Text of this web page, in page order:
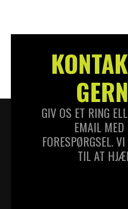
GIV OS ET RING
EMAIL MED
FORESPØRGSEL.
TIL AT